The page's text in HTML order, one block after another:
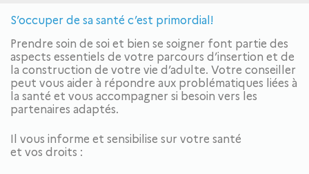
S’occuper de sa santé c’est primordial!
Prendre soin de soi et bien se soigner font partie des
aspects essentiels de votre parcours d’insertion et de
la construction de votre vie d’adulte. Votre conseiller
peut vous aider à répondre aux problématiques liées à
la santé et vous accompagner si besoin vers les
partenaires adaptés.
Il vous informe et sensibilise sur votre santé
et vos droits :